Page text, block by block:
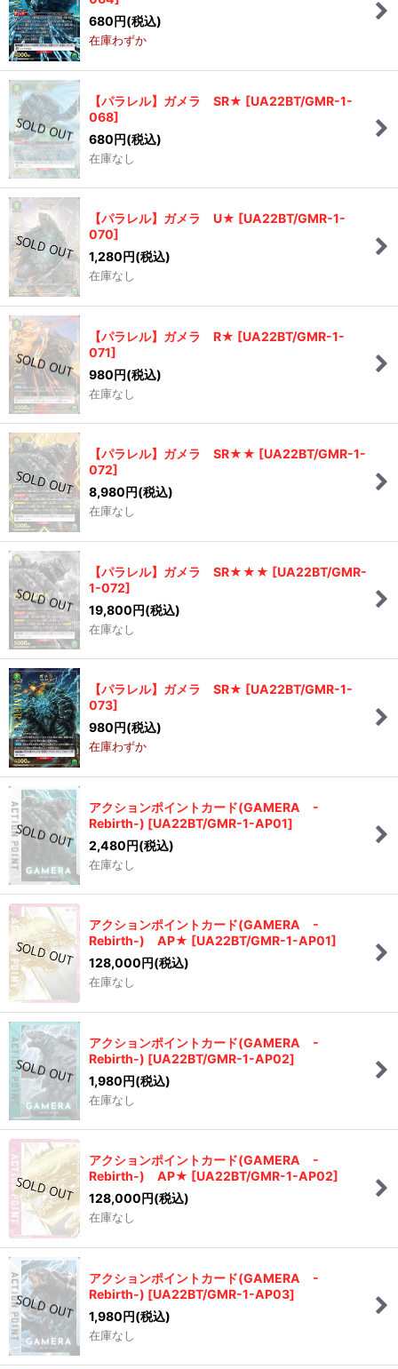
680円(税込)
在庫わずか
【パラレル】ガメラ SR★ [UA22BT/GMR-1-
068]
680円(税込)
在庫なし
【パラレル】ガメラ U★ [UA22BT/GMR-1-
070]
1,280円(税込)
在庫なし
【パラレル】ガメラ R★ [UA22BT/GMR-1-
071]
980円(税込)
在庫なし
【パラレル】ガメラ SR★★ [UA22BT/GMR-1-
072]
8,980円(税込)
在庫なし
【パラレル】ガメラ SR★★★ [UA22BT/GMR-
1-072]
19,800円(税込)
在庫なし
【パラレル】ガメラ SR★ [UA22BT/GMR-1-
073]
980円(税込)
在庫わずか
アクションポイントカード(GAMERA -
Rebirth-) [UA22BT/GMR-1-AP01]
2,480円(税込)
在庫なし
アクションポイントカード(GAMERA -
Rebirth-) AP★ [UA22BT/GMR-1-AP01]
128,000円(税込)
在庫なし
アクションポイントカード(GAMERA -
Rebirth-) [UA22BT/GMR-1-AP02]
1,980円(税込)
在庫なし
アクションポイントカード(GAMERA -
Rebirth-) AP★ [UA22BT/GMR-1-AP02]
128,000円(税込)
在庫なし
アクションポイントカード(GAMERA -
Rebirth-) [UA22BT/GMR-1-AP03]
1,980円(税込)
在庫なし